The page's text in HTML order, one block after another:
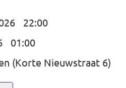
22:00
01:00
(Korte Nieuwstraat 6)